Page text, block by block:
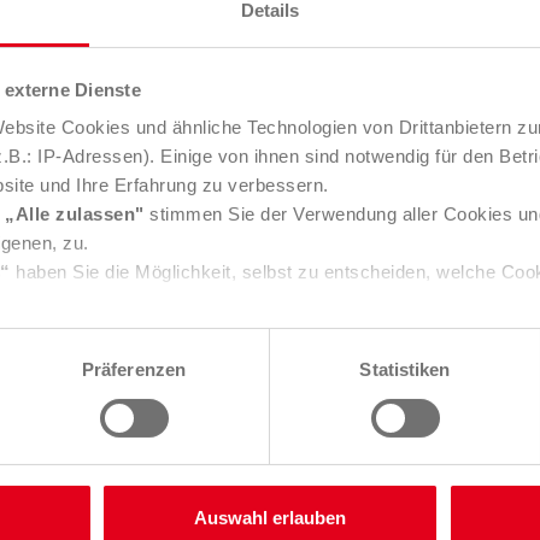
Details
Dienste
Cookies und ähnliche Technologien von Drittanbietern
IP-Adressen). Einige von ihnen sind notwendig für den
und Ihre Erfahrung zu verbessern.
„Alle zulassen" stimmen Sie der Verwendung aller Cookies
zu.
haben Sie die Möglichkeit, selbst zu entscheiden, welche
über Consent Button in der linken unteren Ecke die gesetzte
verändern.
Präferenzen Statistiken
Auswahl erlauben
wie Kameras für die
z. B. mit
aller Schritte und
Verwertung aller Abfälle